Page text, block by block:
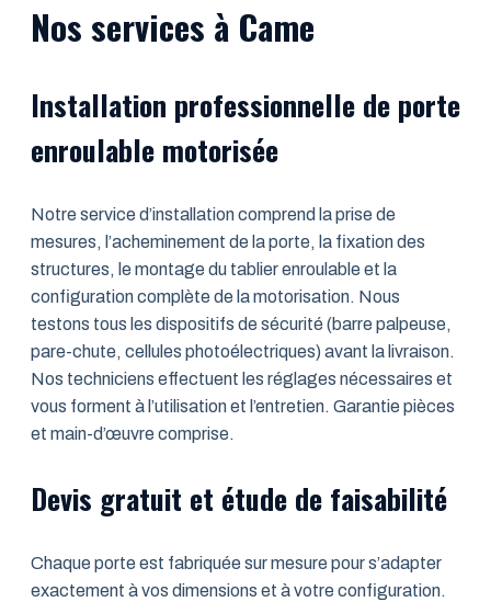
Nos services à Came
Installation professionnelle de porte
enroulable motorisée
Notre service d’installation comprend la prise de
mesures, l’acheminement de la porte, la fixation des
structures, le montage du tablier enroulable et la
configuration complète de la motorisation. Nous
testons tous les dispositifs de sécurité (barre palpeuse,
pare-chute, cellules photoélectriques) avant la livraison.
Nos techniciens effectuent les réglages nécessaires et
vous forment à l’utilisation et l’entretien. Garantie pièces
et main-d’œuvre comprise.
Devis gratuit et étude de faisabilité
Chaque porte est fabriquée sur mesure pour s’adapter
exactement à vos dimensions et à votre configuration.